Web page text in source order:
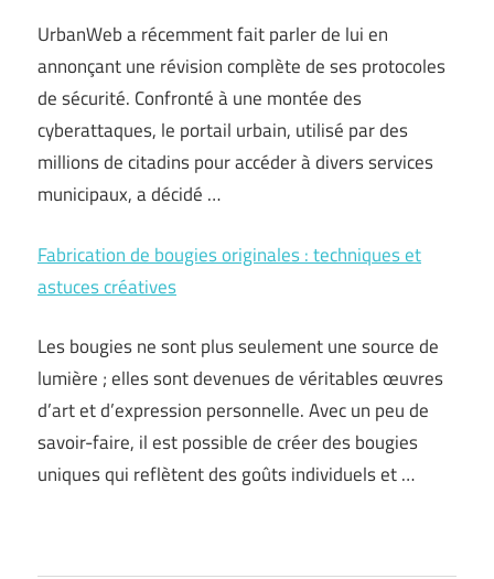
UrbanWeb a récemment fait parler de lui en
annonçant une révision complète de ses protocoles
de sécurité. Confronté à une montée des
cyberattaques, le portail urbain, utilisé par des
millions de citadins pour accéder à divers services
municipaux, a décidé …
Fabrication de bougies originales : techniques et
astuces créatives
Les bougies ne sont plus seulement une source de
lumière ; elles sont devenues de véritables œuvres
d’art et d’expression personnelle. Avec un peu de
savoir-faire, il est possible de créer des bougies
uniques qui reflètent des goûts individuels et …